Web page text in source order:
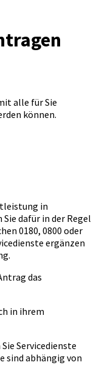
alle für Sie
können.
in
dafür in der Regel
0180, 0800 oder
ergänzen
das
in ihrem
Servicedienste
sind abhängig von